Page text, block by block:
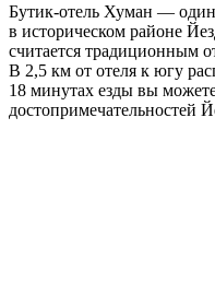
Бутик-отель Хуман — один
в историческом районе
считается традиционным
В 2,5 км от отеля к югу
18 минутах езды вы
достопримечательностей